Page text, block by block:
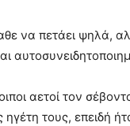
να πετάει ψηλά,
αετοί τον
τους, επειδή